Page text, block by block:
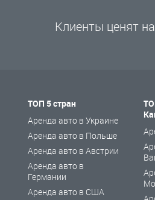
Клиенты ценят
ТОП 5 стран
Аренда авто в Украине
Аренда авто в Польше
Аренда авто в Австрии
Аренда авто в
Германии
Аренда авто в США